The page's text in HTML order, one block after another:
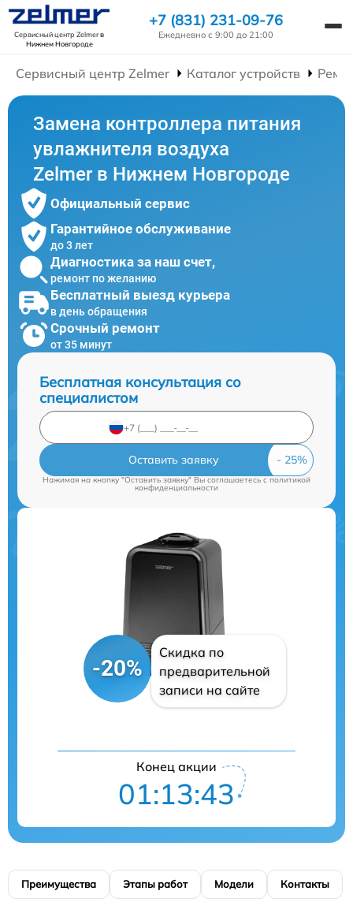
Сервисный центр Zelmerв
Нижнем Новгороде
+7 (831) 231-09-76
Ежедневно с 9:00 до 21:00
Сервисный центр Zelmer Каталог устройств
Замена контроллера питания
увлажнителя воздуха
Zelmer в Нижнем Новгороде
Официальный сервис
Гарантийное обслуживание
до 3 лет
Диагностика за наш счет,
ремонт по желанию
Бесплатный выезд курьера
в день обращения
Срочный ремонт
от 35 минут
Бесплатная консультация со
специалистом
Оставить заявку
Нажимая на кнопку "Оставить заявку" Вы соглашаетесь c политикой
конфиденциальности
-20%
Скидка по
предварительной
записи на сайте
Конец акции
01:13:43
Преимущества Этапы работ Модели Контакты